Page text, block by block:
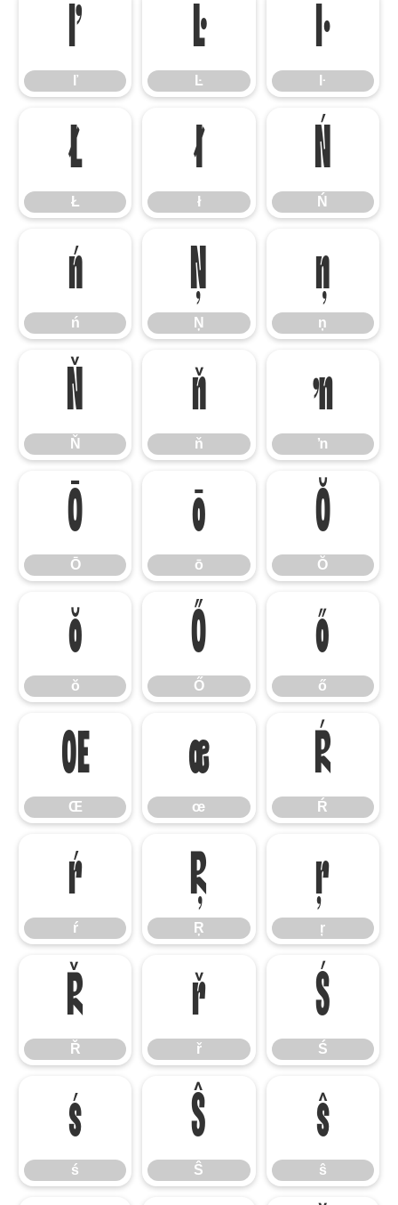
ľ
ľ
Ŀ
Ŀ
ŀ
ŀ
Ł
Ł
ł
ł
Ń
Ń
ń
ń
Ņ
Ņ
ņ
ņ
Ň
Ň
ň
ň
ŉ
ŉ
Ō
Ō
ō
ō
Ŏ
Ŏ
ŏ
ŏ
Ő
Ő
ő
ő
Œ
Œ
œ
œ
Ŕ
Ŕ
ŕ
ŕ
Ŗ
Ŗ
ŗ
ŗ
Ř
Ř
ř
ř
Ś
Ś
ś
ś
Ŝ
Ŝ
ŝ
ŝ